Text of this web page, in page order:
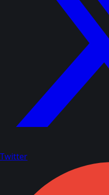
Twitter